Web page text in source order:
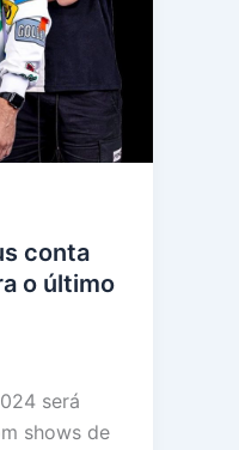
conta
o último
será
shows de